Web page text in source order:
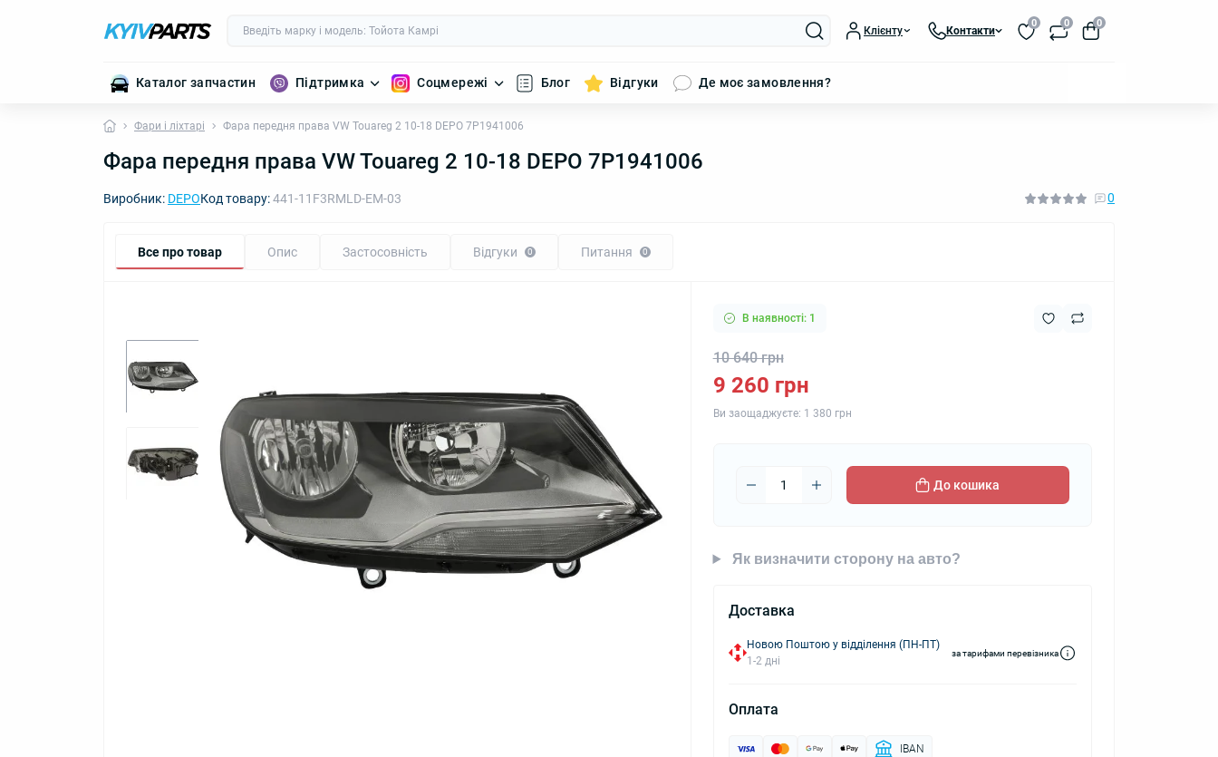
Клієнту Контакти
0 0 0
Каталог запчастин Підтримка Соцмережі Блог Відгуки Де моє замовлення?
Фари і ліхтарі Фара передня права VW Touareg 2 10-18 DEPO 7P1941006
Фара передня права VW Touareg 2 10-18 DEPO 7P1941006
Виробник: DEPOКод товару:441-11F3RMLD-EM-03 0
Все про товар Опис Застосовність Відгуки 0 Питання 0
В наявності: 1
10 640 грн
9 260 грн
Ви заощаджуєте: 1 380 грн
До кошика
Як визначити сторону на авто?
Доставка
Новою Поштою у відділення (ПН-ПТ)
1-2 дні
за тарифами перевізника
Оплата
IBAN